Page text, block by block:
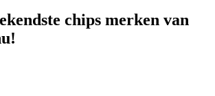
chips merken van